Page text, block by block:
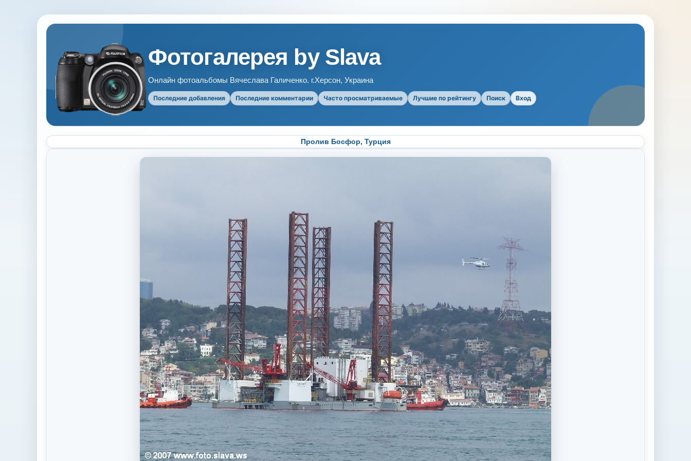
Фотогалерея by Slava
Онлайн фотоальбомы Вячеслава Галиченко. г.Херсон, Украина
Последние добавления Последние комментарии Часто просматриваемые Лучшие по рейтингу Поиск Вход
Пролив Босфор, Турция